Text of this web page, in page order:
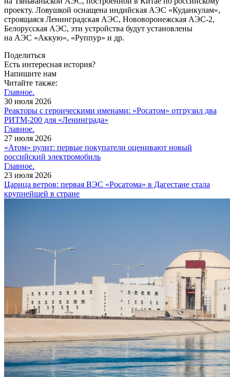
проекту. Ловушкой оснащена индийская АЭС «Куданкулам»,
строящаяся Ленинградская АЭС, Нововоронежская АЭС-2,
Белорусская АЭС, эти устройства будут установлены
на АЭС «Аккую», «Руппур» и др.
Поделиться
Есть интересная история?
Напишите нам
Читайте также:
Главное.
30 июля 2026
Реакторы с героическими именами: «Росатом» отгрузил два
РИТМ-200 для «Ленинграда»
Главное.
27 июля 2026
«Атом» рулит: первые покупатели оценивают новый
российский электромобиль
Главное.
23 июля 2026
Царица ветров: первая ВЭС «Росатома» в Дагестане стала
крупнейшей в стране